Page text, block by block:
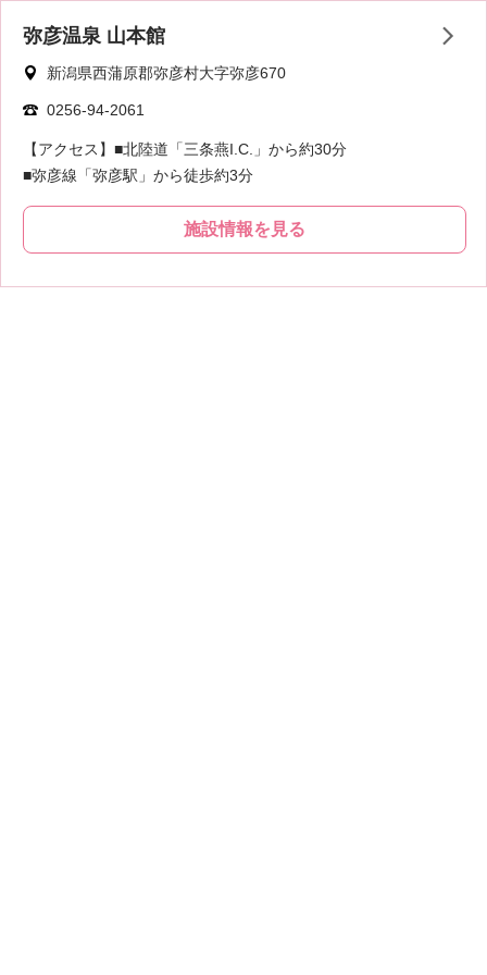
弥彦温泉 山本館
新潟県西蒲原郡弥彦村大字弥彦670
0256-94-2061
【アクセス】■北陸道「三条燕I.C.」から約30分
■弥彦線「弥彦駅」から徒歩約3分
施設情報を見る